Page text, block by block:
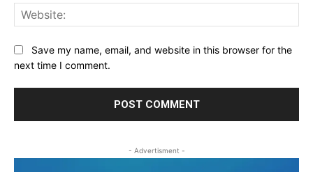
Save my name, email, and website in this browser for the
next time I comment.
- Advertisment -